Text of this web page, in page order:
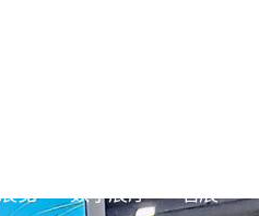
览 数字展厅 看展